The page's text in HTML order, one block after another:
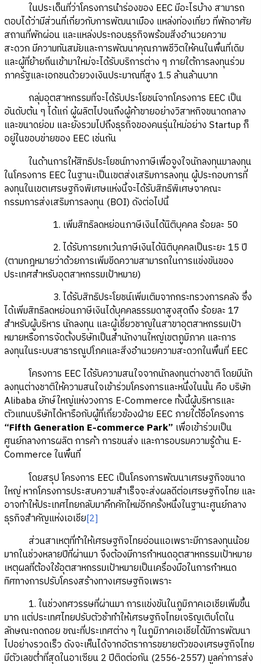
ในประเด็นที่ว่าโครงการนำร่องของ EEC มีอะไรบ้าง สามารถ
ตอบได้ว่ามีส่วนที่เกี่ยวกับการพัฒนาเมือง แหล่งท่องเที่ยว ที่พักอาศัย
สถานที่พักผ่อน และแหล่งประกอบธุรกิจพร้อมสิ่งอำนวยความ
สะดวก มีความทันสมัยและการพัฒนาคุณภาพชีวิตให้คนในพื้นที่เดิม
และผู้ที่ย้ายถิ่นเข้ามาใหม่จะได้รับบริการต่าง ๆ ภายใต้การลงทุนร่วม
ภาครัฐและเอกชนด้วยวงเงินประมาณที่สูง 1.5 ล้านล้านบาท
กลุ่มอุตสาหกรรมที่จะได้รับประโยชน์จากโครงการ EEC เป็น
อันดับต้น ๆ ได้แก่ ผู้ผลิตไปจนถึงผู้ค้าขายอย่างวิสาหกิจขนาดกลาง
และขนาดย่อม และยังรวมไปถึงธุรกิจของคนรุ่นใหม่อย่าง Startup ก็
อยู่ในขอบข่ายของ EEC เช่นกัน
ในด้านการให้สิทธิประโยชน์ทางภาษีเพื่อจูงใจนักลงทุนมาลงทุน
ในโครงการ EEC ในฐานะเป็นเขตส่งเสริมการลงทุน ผู้ประกอบการที่
ลงทุนในเขตเศรษฐกิจพิเศษแห่งนี้จะได้รับสิทธิพิเศษจาคณะ
กรรมการส่งเสริมการลงทุน (BOI) ดังต่อไปนี้
1. เพิ่มสิทธิลดหย่อนภาษีเงินได้นิติบุคคล ร้อยละ 50
2. ได้รับการยกเว้นภาษีเงินได้นิติบุคคลเป็นระยะ 15 ปี
(ตามกฎหมายว่าด้วยการเพิ่มขีดความสามารถในการแข่งขันของ
ประเทศสำหรับอุตสาหกรรมเป้าหมาย)
3. ได้รับสิทธิประโยชน์เพิ่มเติมจากกระทรวงการคลัง ซึ่ง
ได้เพิ่มสิทธิลดหย่อนภาษีเงินได้บุคคลธรรมดาสูงสุดถึง ร้อยละ 17
สำหรับผู้บริหาร นักลงทุน และผู้เชี่ยวชาญในสาขาอุตสาหกรรมเป้า
หมายหรือการจัดตั้งบริษัทเป็นสำนักงานใหญ่เขตภูมิภาค และการ
ลงทุนในระบบสาธารณูปโภคและสิ่งอำนวยความสะดวกในพื้นที่ EEC
โครงการ EEC ได้รับความสนใจจากนักลงทุนต่างชาติ โดยมีนัก
ลงทุนต่างชาติให้ความสนใจเข้าร่วมโครงการและหนึ่งในนั้น คือ บริษัท
Alibaba ยักษ์ใหญ่แห่งวงการ E-Commerce ทั้งนี้ผู้บริหารและ
ตัวแทนบริษัทได้หารือกับผู้ที่เกี่ยวข้องฝ่าย EEC ภายใต้ชื่อโครงการ
“Fifth Generation E-commerce Park” เพื่อเข้าร่วมเป็น
ศูนย์กลางการผลิต การค้า การขนส่ง และการอบรมความรู้ด้าน E-
Commerce ในพื้นที่
โดยสรุป โครงการ EEC เป็นโครงการพัฒนาเศรษฐกิจขนาด
ใหญ่ หากโครงการประสบความสำเร็จจะส่งผลดีต่อเศรษฐกิจไทย และ
อาจทำให้ประเทศไทยกลับมาคึกคักใหม่อีกครั้งหนึ่งในฐานะศูนย์กลาง
ธุรกิจสำคัญแห่งเอเชีย[2]
ส่วนสาเหตุที่ทำให้เศรษฐกิจไทยอ่อนแอเพราะมีการลงทุนน้อย
มากในช่วงหลายปีที่ผ่านมา จึงต้องมีการกำหนดอุตสาหกรรมเป้าหมาย
เหตุผลที่ต้องใช้อุตสาหกรรมเป้าหมายเป็นเครื่องมือในการกำหนด
ทิศทางการปรับโครงสร้างทางเศรษฐกิจเพราะ
1. ในช่วงทศวรรษที่ผ่านมา การแข่งขันในภูมิภาคเอเชียเพิ่มขึ้น
มาก แต่ประเทศไทยปรับตัวช้าทำให้เศรษฐกิจไทยเจริญเติบโตใน
ลักษณะถดถอย ขณะที่ประเทศต่าง ๆ ในภูมิภาคเอเชียได้มีการพัฒนา
ไปอย่างรวดเร็ว ดังจะเห็นได้จากอัตราการขยายตัวของเศรษฐกิจไทย
มีตัวเลขต่ำที่สุดในอาเซียน 2 ปีติดต่อกัน (2556-2557) มูลค่าการส่ง